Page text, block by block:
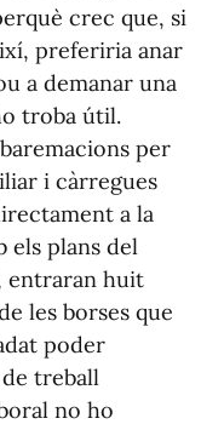
crec que, si
preferiria anar
a demanar una
troba útil.
per
i càrregues
a la
els plans del
entraran huit
les borses que
poder
treball
no ho